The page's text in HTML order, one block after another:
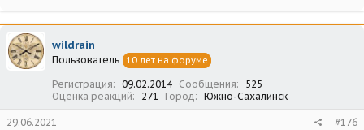
wildrain
Пользователь 10 лет на форуме
Регистрация 09.02.2014 Сообщения
525
Оценка реакций
271 Город Южно-Сахалинск
29.06.2021 #176